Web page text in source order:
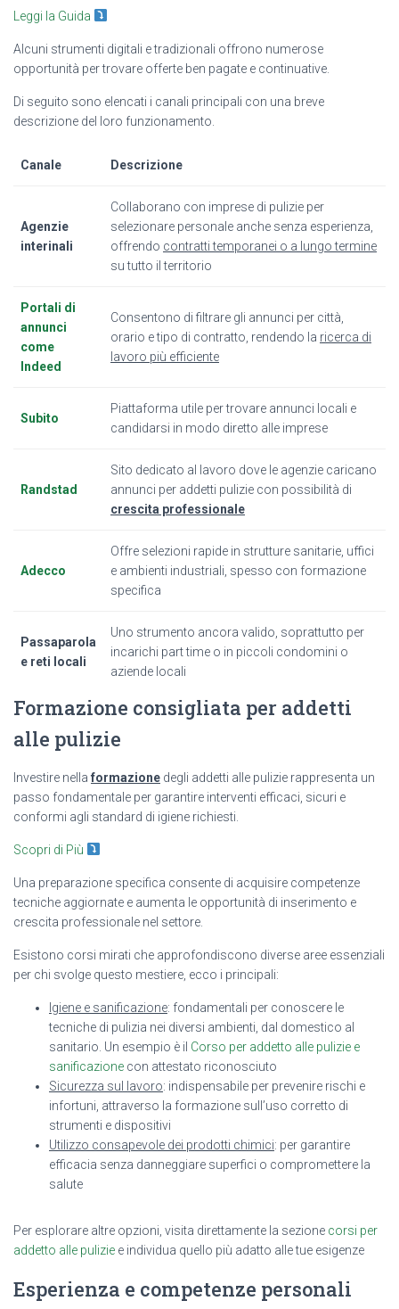
Leggi la Guida
Alcuni strumenti digitali e tradizionali offrono numerose
opportunità per trovare offerte ben pagate e continuative.
Di seguito sono elencati i canali principali con una breve
descrizione del loro funzionamento.
Canale Descrizione
Agenzie
interinali
Collaborano con imprese di pulizie per
selezionare personale anche senza esperienza,
offrendo contratti temporanei o a lungo termine
su tutto il territorio
Portali di
annunci
come
Indeed
Consentono di filtrare gli annunci per città,
orario e tipo di contratto, rendendo la ricerca di
lavoro più efficiente
Subito
Piattaforma utile per trovare annunci locali e
candidarsi in modo diretto alle imprese
Randstad
Sito dedicato al lavoro dove le agenzie caricano
annunci per addetti pulizie con possibilità di
crescita professionale
Adecco
Offre selezioni rapide in strutture sanitarie, uffici
e ambienti industriali, spesso con formazione
specifica
Passaparola
e reti locali
Uno strumento ancora valido, soprattutto per
incarichi part time o in piccoli condomini o
aziende locali
Formazione consigliata per addetti
alle pulizie
Investire nella formazione degli addetti alle pulizie rappresenta un
passo fondamentale per garantire interventi efficaci, sicuri e
conformi agli standard di igiene richiesti.
Scopri di Più
Una preparazione specifica consente di acquisire competenze
tecniche aggiornate e aumenta le opportunità di inserimento e
crescita professionale nel settore.
Esistono corsi mirati che approfondiscono diverse aree essenziali
per chi svolge questo mestiere, ecco i principali:
Igiene e sanificazione: fondamentali per conoscere le
tecniche di pulizia nei diversi ambienti, dal domestico al
sanitario. Un esempio è il Corso per addetto alle pulizie e
sanificazione con attestato riconosciuto
Sicurezza sul lavoro: indispensabile per prevenire rischi e
infortuni, attraverso la formazione sull’uso corretto di
strumenti e dispositivi
Utilizzo consapevole dei prodotti chimici: per garantire
efficacia senza danneggiare superfici o compromettere la
salute
Per esplorare altre opzioni, visita direttamente la sezione corsi per
addetto alle pulizie e individua quello più adatto alle tue esigenze
Esperienza e competenze personali